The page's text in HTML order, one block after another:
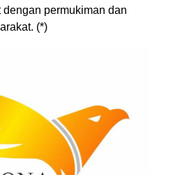
permukiman dan
(*)